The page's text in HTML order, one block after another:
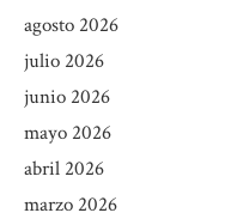
agosto 2026
julio 2026
junio 2026
mayo 2026
abril 2026
marzo 2026